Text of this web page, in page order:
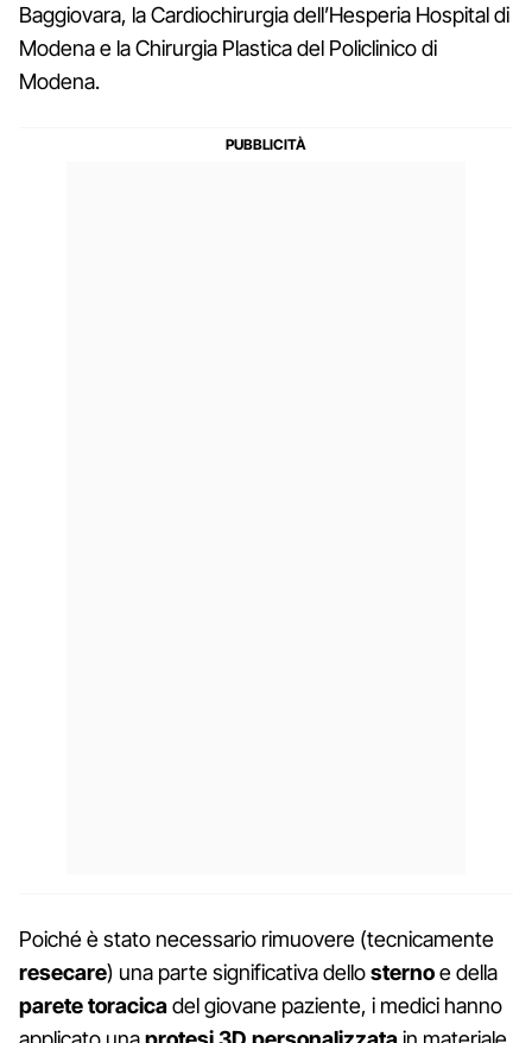
Baggiovara, la Cardiochirurgia dell’Hesperia Hospital di
Modena e la Chirurgia Plastica del Policlinico di
Modena.
Poiché è stato necessario rimuovere (tecnicamente
resecare) una parte significativa dellosternoe della
parete toracicadel giovane paziente, i medici hanno